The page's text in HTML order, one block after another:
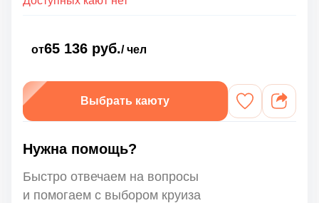
от65 136 руб./ чел
Выбрать каюту
Нужна помощь?
Быстро отвечаем на вопросы
и помогаем с выбором круиза